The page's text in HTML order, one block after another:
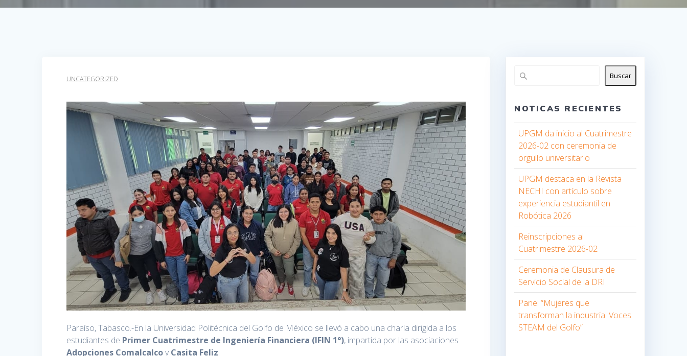
UNCATEGORIZED
Paraíso, Tabasco.-En la Universidad Politécnica del Golfo de México se llevó a cabo una charla dirigida a los
estudiantes de Primer Cuatrimestre de Ingeniería Financiera (IFIN 1°), impartida por las asociaciones
Adopciones ComalcalcoyCasita Feliz.
Buscar
NOTICAS RECIENTES
UPGM da inicio al Cuatrimestre
2026-02 con ceremonia de
orgullo universitario
UPGM destaca en la Revista
NECHI con artículo sobre
experiencia estudiantil en
Robótica 2026
Reinscripciones al
Cuatrimestre 2026-02
Ceremonia de Clausura de
Servicio Social de la DRI
Panel “Mujeres que
transforman la industria: Voces
STEAM del Golfo”